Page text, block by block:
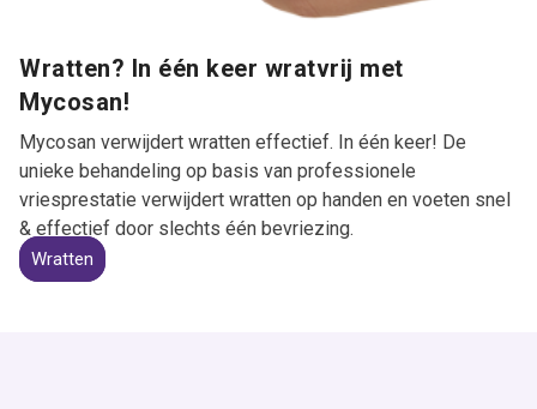
Wratten? In één keer wratvrij met
Mycosan!
Mycosan verwijdert wratten effectief. In één keer! De
unieke behandeling op basis van professionele
vriesprestatie verwijdert wratten op handen en voeten snel
& effectief door slechts één bevriezing.
Wratten